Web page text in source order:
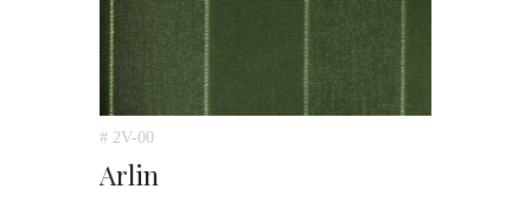
# 2V-00
Arlin